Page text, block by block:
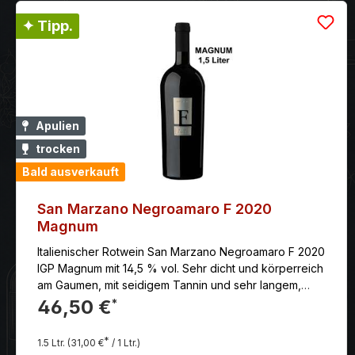
✦ Tipp.
Apulien
trocken
Bald ausverkauft
San Marzano Negroamaro F 2020
Magnum
Italienischer Rotwein San Marzano Negroamaro F 2020
IGP Magnum mit 14,5 % vol. Sehr dicht und körperreich
am Gaumen, mit seidigem Tannin und sehr langem,
aromatischem Nachhall. Anbaugebiet: Italien - Apulien
Jahrgang: 2020 Erzeuger: Feudi di san Marzano
Rebsorten: Primitivo Farbe: rot Reifegrad: genießen
und lagerungsfähig Klima: Sehr warmes, sonniges und
46,50 €*
1.5 Ltr. (31,00 €* / 1 Ltr.)